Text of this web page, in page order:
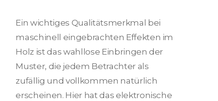
Ein wichtiges Qualitätsmerkmal bei
maschinell eingebrachten Effekten im
Holz ist das wahllose Einbringen der
Muster, die jedem Betrachter als
zufällig und vollkommen natürlich
erscheinen. Hier hat das elektronische